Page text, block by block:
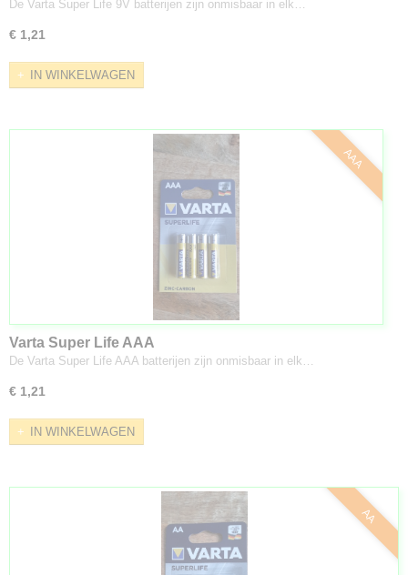
De Varta Super Life 9V batterijen zijn onmisbaar in elk…
€ 1,21
IN WINKELWAGEN
AAA
Varta Super Life AAA
De Varta Super Life AAA batterijen zijn onmisbaar in elk…
€ 1,21
IN WINKELWAGEN
AA